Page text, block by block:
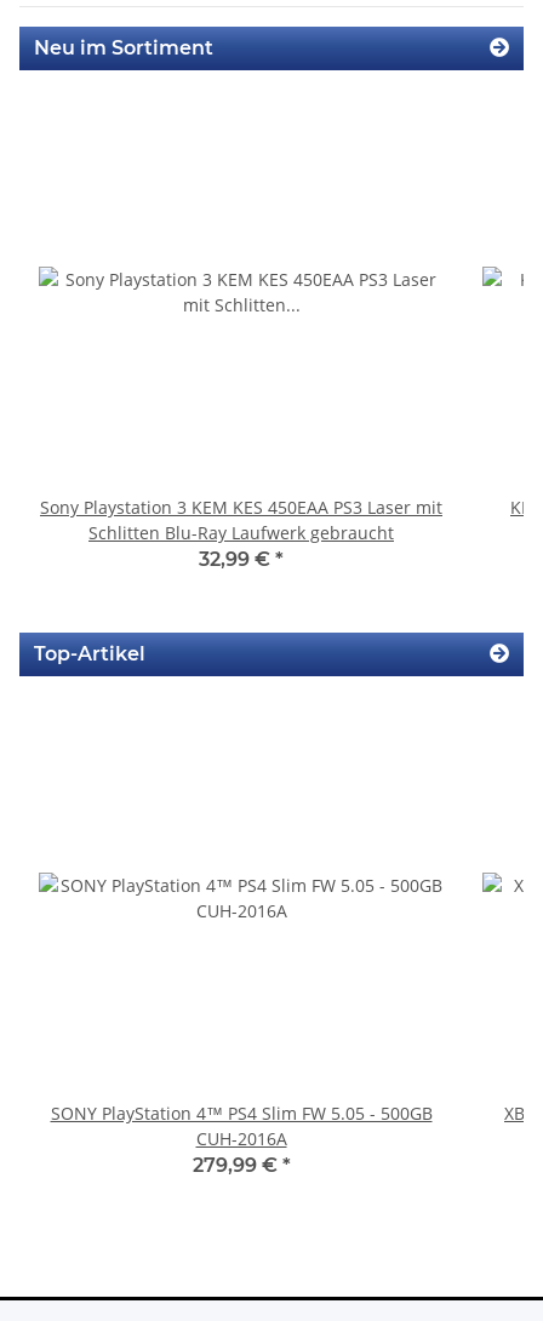
Neu im Sortiment
Sony Playstation 3 KEM KES 450EAA PS3 Laser mit
Schlitten Blu-Ray Laufwerk gebraucht
32,99 € *
Top-Artikel
SONY PlayStation 4™ PS4 Slim FW 5.05 - 500GB
CUH-2016A
279,99 € *